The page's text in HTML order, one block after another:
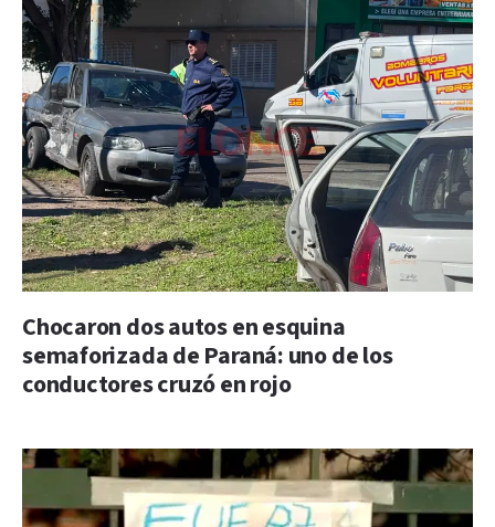
Chocaron dos autos en esquina
semaforizada de Paraná: uno de los
conductores cruzó en rojo